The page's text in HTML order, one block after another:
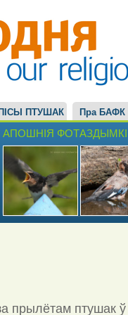
ПТУШАК Пра БАФК
АПОШНІЯ ФОТАЗДЫМКІ
прылётам птушак